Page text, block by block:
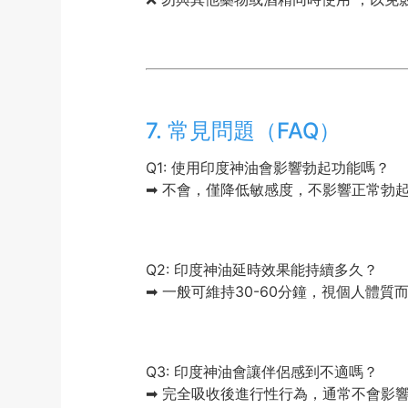
7. 常見問題（FAQ）
Q1: 使用印度神油會影響勃起功能嗎？
➡ 不會，僅降低敏感度，不影響正常勃起
Q2: 印度神油延時效果能持續多久？
➡ 一般可維持30-60分鐘，視個人體質而
Q3: 印度神油會讓伴侶感到不適嗎？
➡ 完全吸收後進行性行為，通常不會影響